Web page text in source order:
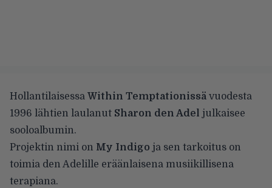
Hollantilaisessa Within Temptationissä vuodesta
1996 lähtien laulanut Sharon den Adel julkaisee
sooloalbumin.
Projektin nimi on My Indigo ja sen tarkoitus on
toimia den Adelille eräänlaisena musiikillisena
terapiana.